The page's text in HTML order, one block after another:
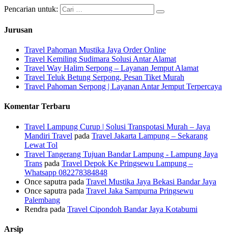
Pencarian untuk:
Jurusan
Travel Pahoman Mustika Jaya Order Online
Travel Kemiling Sudimara Solusi Antar Alamat
Travel Way Halim Serpong – Layanan Jemput Alamat
Travel Teluk Betung Serpong, Pesan Tiket Murah
Travel Pahoman Serpong | Layanan Antar Jemput Terpercaya
Komentar Terbaru
Travel Lampung Curup | Solusi Transpotasi Murah – Jaya
Mandiri Travel pada Travel Jakarta Lampung – Sekarang
Lewat Tol
Travel Tangerang Tujuan Bandar Lampung - Lampung Jaya
Trans pada Travel Depok Ke Pringsewu Lampung –
Whatsapp 082278384848
Once saputra pada Travel Mustika Jaya Bekasi Bandar Jaya
Once saputra pada Travel Jaka Sampurna Pringsewu
Palembang
Rendra pada Travel Cipondoh Bandar Jaya Kotabumi
Arsip